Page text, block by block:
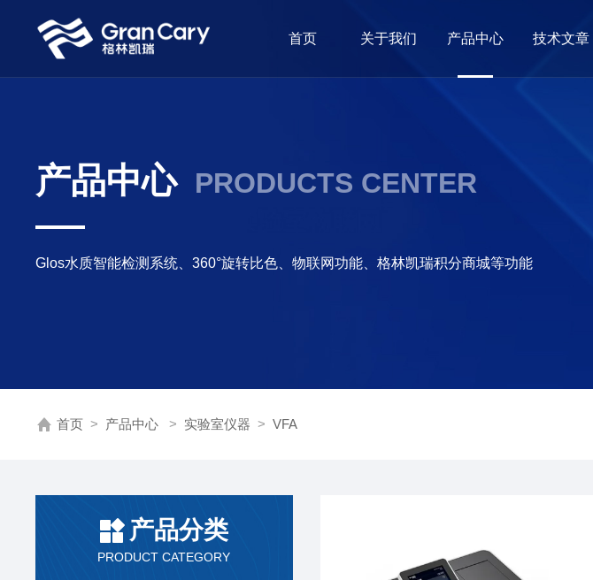
首页 关于我们 产品中心 技术文章
产品中心 PRODUCTS CENTER
Glos水质智能检测系统、360°旋转比色、物联网功能、格林凯瑞积分商城等功能
首页 > 产品中心 > 实验室仪器 > VFA
产品分类
PRODUCT CATEGORY